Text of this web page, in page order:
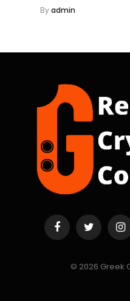
Byadmin
FacebookTwitter
© 2026 Greek